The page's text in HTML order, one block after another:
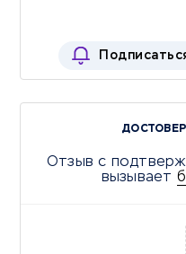
Отзыв с
вызывает